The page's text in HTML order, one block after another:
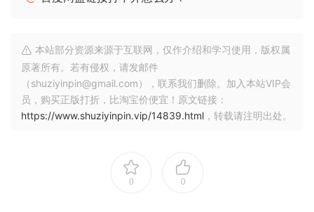
performing constant EQ changes based on the input
signal, giving results previously impossible to get.
Equalizer significantly streamlines the mixing process. Use
it as a starting point in a mix to even out the balance of the
tracks, thereby reducing the amount of processing
bus to make final adjustments to the entire mix or master.
本站部分资源来源于互联网，仅作介绍和学习使用，版权属
原著所有。若有侵权，请发邮件
（shuziyinpin@gmail.com），联系我们删除。加入本站VIP会
员，购买正版打折，比淘宝价便宜！原文链接：
https://www.shuziyinpin.vip/14839.html ，转载请注明出处。
0 0